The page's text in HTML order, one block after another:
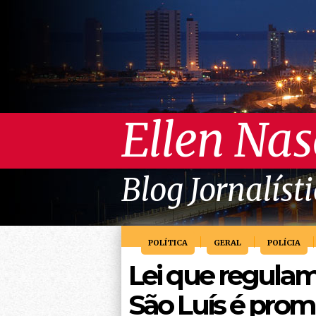
Ellen
Blog
POLÍTICA GERAL POLÍCIA
Lei que
São Luís é